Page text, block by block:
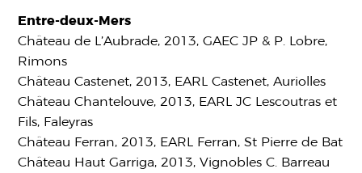
Entre-deux-Mers
Château de L’Aubrade, 2013, GAEC JP & P. Lobre,
Rimons
Château Castenet, 2013, EARL Castenet, Auriolles
Château Chantelouve, 2013, EARL JC Lescoutras et
Fils, Faleyras
Château Ferran, 2013, EARL Ferran, St Pierre de Bat
Château Haut Garriga, 2013, Vignobles C. Barreau